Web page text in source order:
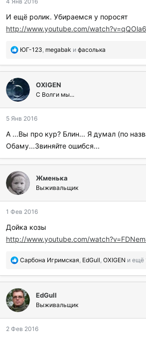
а
и
л
:
И ещё ролик. Убираемся у поросят
http://www.youtube.com/
П
б
л
а
г
о
а
р
и
л
и
:
ЮГ-123, megabak и фасолька
OXIGEN
С Волги мы...
5 Янв 2016
А ...Вы про кур? Блин... Я думал (по
Обаму...Звиняйте ошибся...
Жменька
Выживальщик
1 Фев 2016
Дойка козы
http://www.youtube.com/
П
б
л
а
г
о
а
Сарбона Игримская, EdGull, OXIGEN и ещё
EdGull
Выживальщик
2 Фев 2016